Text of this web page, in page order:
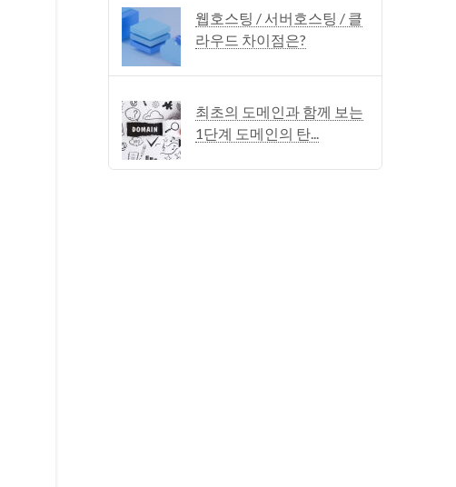
웹호스팅 / 서버호스팅 / 클
라우드 차이점은?
최초의 도메인과 함께 보는
1단계 도메인의 탄...